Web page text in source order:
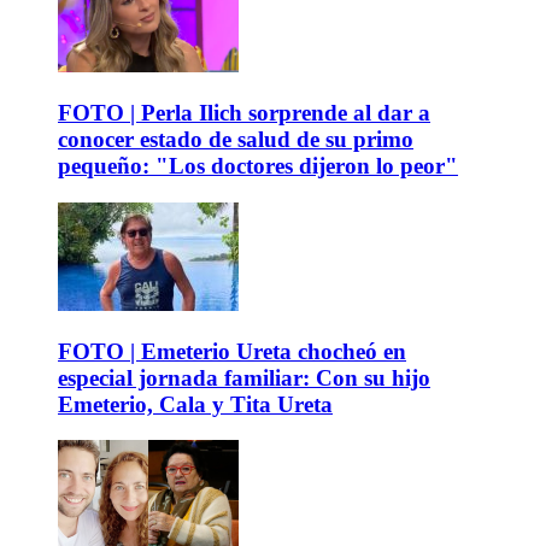
FOTO | Perla Ilich sorprende al dar a
conocer estado de salud de su primo
pequeño: "Los doctores dijeron lo peor"
FOTO | Emeterio Ureta chocheó en
especial jornada familiar: Con su hijo
Emeterio, Cala y Tita Ureta